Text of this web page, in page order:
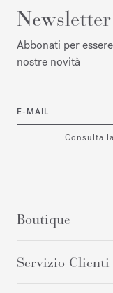
Newsletter
Abbonati per
nostre novità
E-MAIL
Consulta la
Boutique
Servizio Clienti